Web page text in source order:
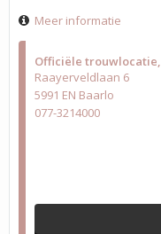
Officiële trouwlocatie
Raayerveldlaan 6
5991 EN Baarlo
077-3214000
Meer informatie